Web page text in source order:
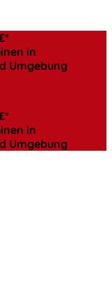
in
Umgebung
in
Umgebung